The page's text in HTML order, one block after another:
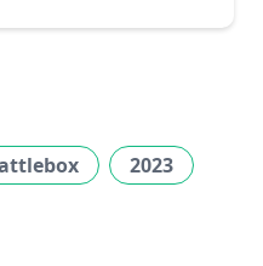
2023